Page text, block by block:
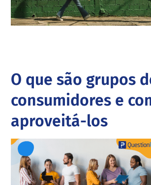
O que são grupos
consumidores e
aproveitá-los